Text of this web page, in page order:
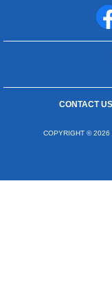
CONTACT US
COPYRIGHT © 2026